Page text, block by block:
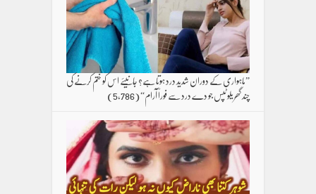
”ماہواری کے دوران شدید درد ہوتا ہے؟ جانیئے اس کو ختم کرنے کی
چند گھریلو ٹپس جو دے درد سے فوراً آرام“(5,786)